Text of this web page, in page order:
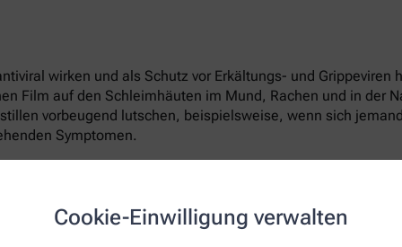
Cookie-Einwilligung verwalten
wirken und als Schutz vor Erkältungs- und Grippeviren
Film auf den Schleimhäuten im Mund, Rachen und in der
vorbeugend lutschen, beispielsweise, wenn sich
Symptomen.